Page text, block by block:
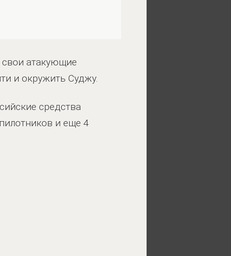
атакующие
и окружить Суджу.
средства
и еще 4